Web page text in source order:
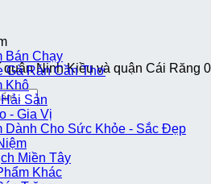
Ninh Kiều và quận Cái Răng
Bán Chạy
Gà Rán Cần Thơ
Khô
Sản
- Gia Vị
Dành Cho Sức Khỏe - Sắc Đẹp
Miền Tây
Khác